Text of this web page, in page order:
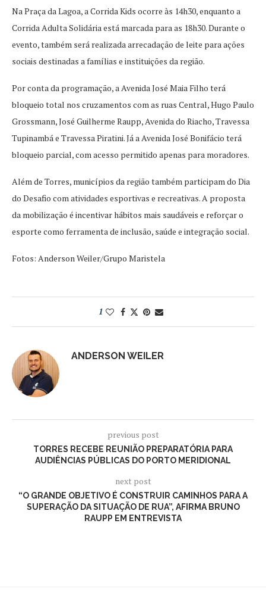
Na Praça da Lagoa, a Corrida Kids ocorre às 14h30, enquanto a
Corrida Adulta Solidária está marcada para as 18h30. Durante o
evento, também será realizada arrecadação de leite para ações
sociais destinadas a famílias e instituições da região.
Por conta da programação, a Avenida José Maia Filho terá
bloqueio total nos cruzamentos com as ruas Central, Hugo Paulo
Grossmann, José Guilherme Raupp, Avenida do Riacho, Travessa
Tupinambá e Travessa Piratini. Já a Avenida José Bonifácio terá
bloqueio parcial, com acesso permitido apenas para moradores.
Além de Torres, municípios da região também participam do Dia
do Desafio com atividades esportivas e recreativas. A proposta
da mobilização é incentivar hábitos mais saudáveis e reforçar o
esporte como ferramenta de inclusão, saúde e integração social.
Fotos: Anderson Weiler/Grupo Maristela
1
ANDERSON WEILER
previous post
TORRES RECEBE REUNIÃO PREPARATÓRIA PARA
AUDIÊNCIAS PÚBLICAS DO PORTO MERIDIONAL
next post
“O GRANDE OBJETIVO É CONSTRUIR CAMINHOS PARA A
SUPERAÇÃO DA SITUAÇÃO DE RUA”, AFIRMA BRUNO
RAUPP EM ENTREVISTA